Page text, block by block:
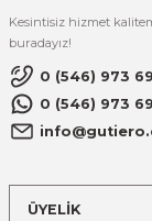
Kesintisiz hizmet
buradayız!
0 (546) 973
0 (546) 973
ÜYELİK